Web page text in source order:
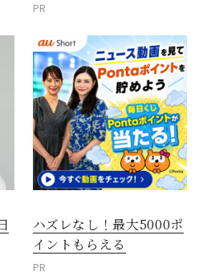
PR
ハズレなし！最大5000ポ
イントもらえる
PR